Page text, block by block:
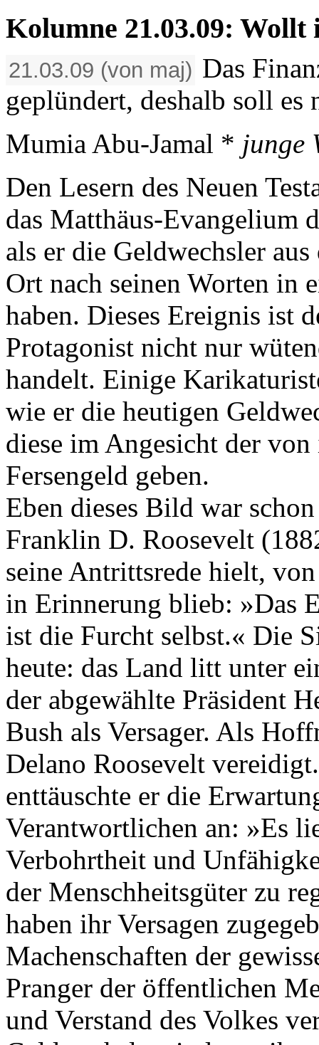
Kolumne 21.03.09: Wollt
21.03.09 (von maj) Das
geplündert, deshalb soll es
Mumia Abu-Jamal * junge
Den Lesern des Neuen
das Matthäus-Evange­lium
als er die Geldwechsler
Ort nach seinen Worten in
haben. Dieses Ereignis ist
Protagonist nicht nur
handelt. Einige
wie er die heutigen
diese im Angesicht der
Fersengeld geben.
Eben dieses Bild war
Franklin D. Roosevelt
seine Antrittsrede hielt,
in Erinnerung blieb: »Das
ist die Furcht selbst.« Die
heute: das Land litt unter
der abgewählte Präsident
Bush als Versager. Als
Delano Roosevelt
enttäuschte er die
Verantwortlichen an: »Es
Verbohrtheit und
der Menschheitsgüter zu
haben ihr Versagen
Machenschaften der
Pranger der öffentlichen
und Verstand des Volkes